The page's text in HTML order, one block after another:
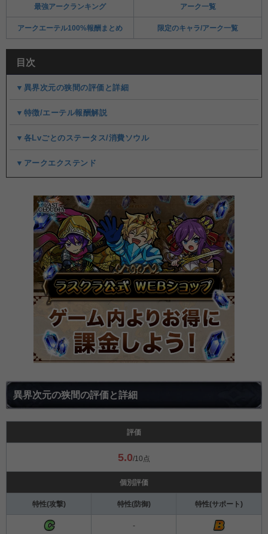
最強アークランキング アーク一覧
アークエーテル100%報酬まとめ 限定のキャラ/アーク一覧
目次
▼異界次元の狭間の評価と詳細
▼特徴/エーテル報酬解説
▼各Lvごとのステータス/消費ソウル
▼アークエクステンド
異界次元の狭間の評価と詳細
評価
5.0/10点
個別評価
特性(攻撃) 特性(防御) 特性(サポート)
-